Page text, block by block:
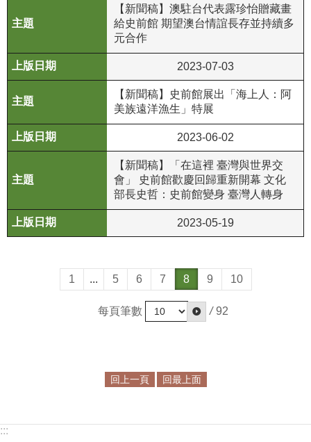
告
隱
私
保
護
政
策
資
安
全
政
【新聞稿】澳駐台代表露珍怡贈藏畫
給史前館 期望澳台情誼長存並持續多
元合作
2023-07-03
【新聞稿】史前館展出「海上人：阿
美族遠洋漁生」特展
2023-06-02
【新聞稿】「在這裡 臺灣與世界交
會」 史前館歡慶回歸重新開幕 文化
部長史哲：史前館變身 臺灣人轉身
2023-05-19
1 ... 5 6 7 8 9 10
每頁筆數 / 92
回上一頁 回最上面
:::